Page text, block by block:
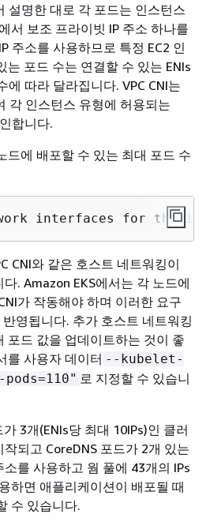
설명한 대로 각 포드는 인스턴스
서 보조 프라이빗 IP 주소 하나를
주소를 사용하므로 특정 EC2 인
는 포드 수는 연결할 수 있는 ENIs
에 따라 달라집니다. VPC CNI는
각 인스턴스 유형에 허용되는
합니다.
드에 배포할 수 있는 최대 포드 수
interfaces for the
CNI와 같은 호스트 네트워킹이
. Amazon EKS에서는 각 노드에
가 작동해야 하며 이러한 요구
영됩니다. 추가 호스트 네트워킹
포드 값을 업데이트하는 것이 좋
를 사용자 데이터 --kubelet-
로 지정할 수 있습니
3개(ENIs당 최대 10IPs)인 클러
되고 CoreDNS 포드가 2개 있는
소를 사용하고 웜 풀에 43개의 IPs
하면 애플리케이션이 배포될 때
수 있습니다.